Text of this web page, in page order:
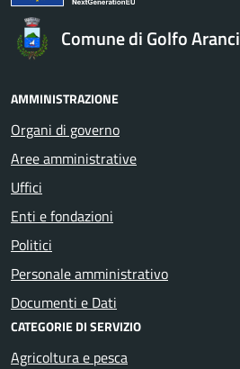
Comune di Golfo Aranci
AMMINISTRAZIONE
Organi di governo
Aree amministrative
Uffici
Enti e fondazioni
Politici
Personale amministrativo
Documenti e Dati
CATEGORIE DI SERVIZIO
Agricoltura e pesca